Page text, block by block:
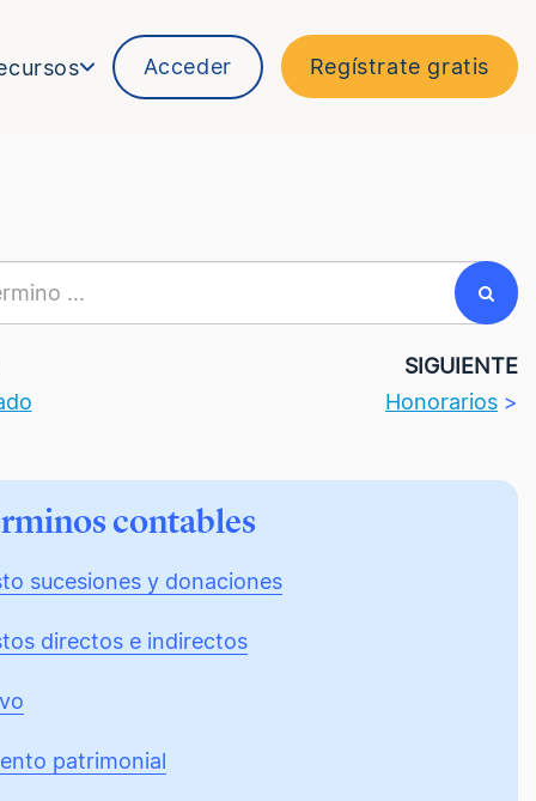
Regístrate gratis
Acceder
SIGUIENTE
Honorarios >
contables
sucesiones y donaciones
directos e indirectos
patrimonial